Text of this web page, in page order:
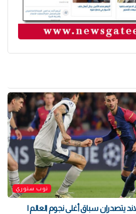
توب ستوري
يتصدران سباق أغلى نجوم العالم |